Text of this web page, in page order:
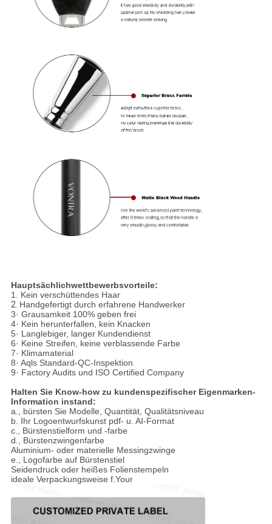
Hauptsächlichwettbewerbsvorteile:
1. Kein verschüttendes Haar
2. Handgefertigt durch erfahrene Handwerker
3· Grausamkeit 100% geben frei
4· Kein herunterfallen, kein Knacken
5· Langlebiger, langer Kundendienst
6· Keine Streifen, keine verblassende Farbe
7· Klimamaterial
8· Aqls Standard-QC-Inspektion
9· Factory Audits und ISO Certified Company
Halten Sie Know-how zu kundenspezifischer Eigenmarken-
Information instand:
a., bürsten Sie Modelle, Quantität, Qualitätsniveau
b. Ihr Logoentwurfskunst pdf- u. AI-Format
c., Bürstenstielform und -farbe
d., Bürstenzwingenfarbe
Aluminium- oder materielle Messingzwinge
e., Logofarbe auf Bürstenstiel
Seidendruck oder heißes Folienstempeln
ideale Verpackungsweise f.Your